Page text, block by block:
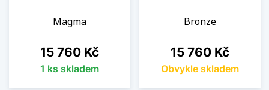
Magma
Cena
15 760 Kč
1 ks skladem
Bronze
Cena
15 760 Kč
Obvykle skladem